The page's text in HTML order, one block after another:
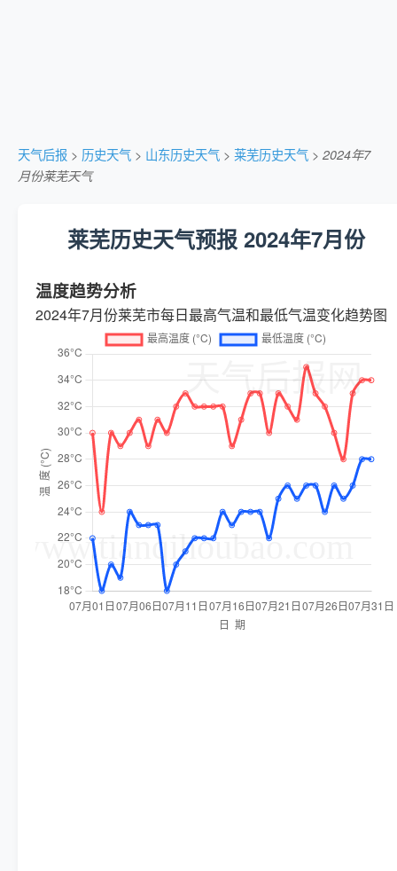
天气后报 > 历史天气 > 山东历史天气 > 莱芜历史天气 > 2024年7
月份莱芜天气
莱芜历史天气预报 2024年7月份
温度趋势分析
2024年7月份莱芜市每日最高气温和最低气温变化趋势图